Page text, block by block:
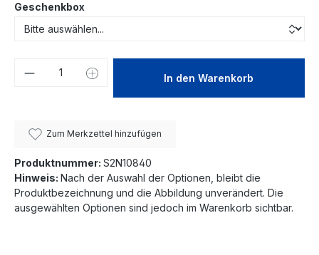
Geschenkbox
Produkt Anzahl: Gib denIn den Warenkorb
Zum Merkzettel hinzufügen
Produktnummer: S2N10840
Hinweis: Nach der Auswahl der Optionen, bleibt die
Produktbezeichnung und die Abbildung unverändert. Die
ausgewählten Optionen sind jedoch im Warenkorb sichtbar.